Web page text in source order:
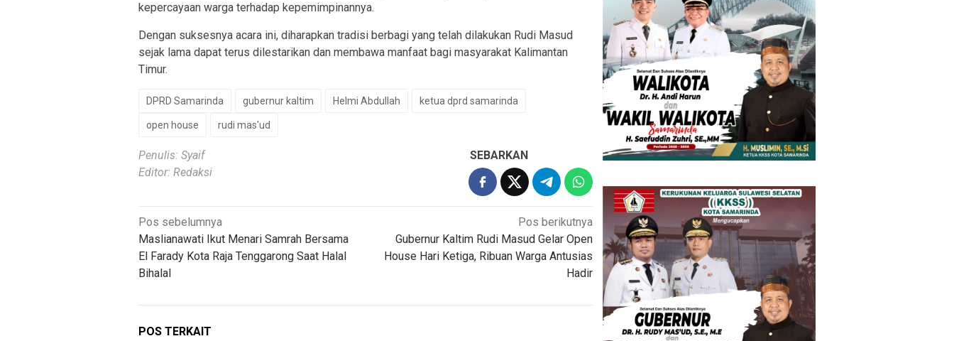
kepercayaan warga terhadap kepemimpinannya.
Dengan suksesnya acara ini, diharapkan tradisi berbagi yang telah dilakukan Rudi Masud
sejak lama dapat terus dilestarikan dan membawa manfaat bagi masyarakat Kalimantan
Timur.
DPRD Samarinda gubernur kaltim Helmi Abdullah ketua dprd samarinda
open house rudi mas'ud
Penulis: Syaif
Editor: Redaksi
SEBARKAN
Navigasi
pos
Pos sebelumnya
Maslianawati Ikut Menari Samrah Bersama
El Farady Kota Raja Tenggarong Saat Halal
Bihalal
Pos berikutnya
Gubernur Kaltim Rudi Masud Gelar Open
House Hari Ketiga, Ribuan Warga Antusias
Hadir
POS TERKAIT